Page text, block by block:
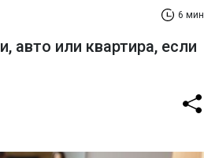
6 мин
авто или квартира, если